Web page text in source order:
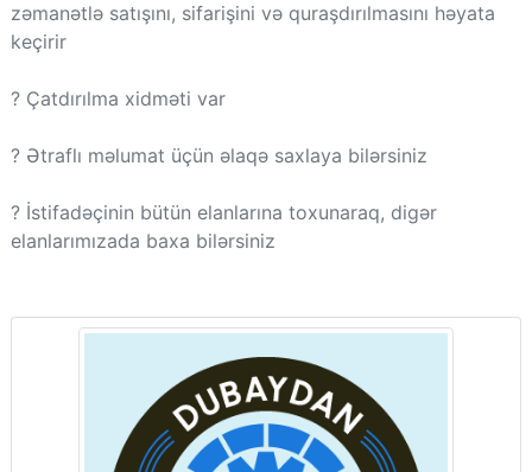
zəmanətlə satışını, sifarişini və quraşdırılmasını həyata
keçirir
? Çatdırılma xidməti var
? Ətraflı məlumat üçün əlaqə saxlaya bilərsiniz
? İstifadəçinin bütün elanlarına toxunaraq, digər
elanlarımızada baxa bilərsiniz